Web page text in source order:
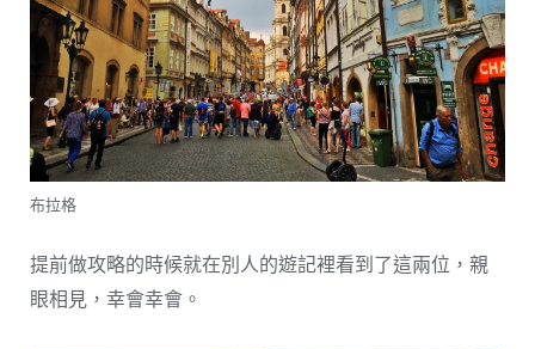
布拉格
提前做攻略的時候就在別人的遊記裡看到了這兩位，親
眼相見，幸會幸會。